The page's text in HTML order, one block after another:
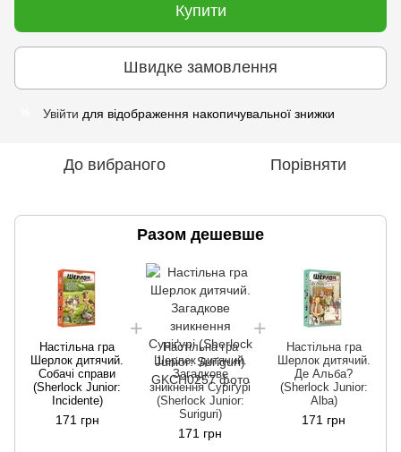
Купити
Швидке замовлення
Увійти для відображення накопичувальної знижки
До вибраного Порівняти
Разом дешевше
Настільна гра
Шерлок дитячий.
Собачі справи
(Sherlock Junior:
Incidente)
171 грн
Настільна гра
Шерлок дитячий.
Загадкове
зникнення Суріґурі
(Sherlock Junior:
Suriguri)
171 грн
Настільна гра
Шерлок дитячий.
Де Альба?
(Sherlock Junior:
Alba)
171 грн